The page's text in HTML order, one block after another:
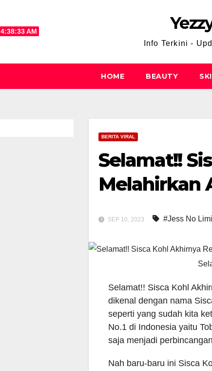
4:38:34 AM
Info Terkini -
HOME BEAUTY
BERITA VIRAL
Selamat!!
Melahirkan
SEP 10, 2023 #Jess No
Selamat!! Sisca Kohl
dikenal dengan nama
seperti yang sudah kita
No.1 di Indonesia yaitu
saja menjadi
Nah baru-baru ini Sisca